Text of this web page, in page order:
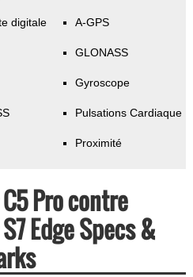
digitale A-GPS
GLONASS
Gyroscope
Pulsations Cardiaque
Proximité
Pro contre
Edge Specs &